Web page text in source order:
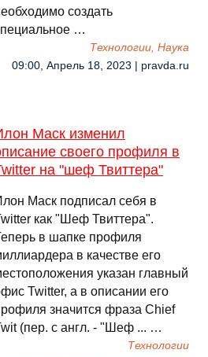
создать
…
Технологии, Наука
09:00, Апрель 18, 2023 | pravda.ru
Маск изменил
своего профиля в
на "шеф Твиттера"
Маск подписал себя в
как "Шеф Твиттера".
в шапке профиля
в качестве его
указан главный
Twitter, а в описании его
значится фраза Chief
(пер. с англ. - "Шеф ... …
Технологии